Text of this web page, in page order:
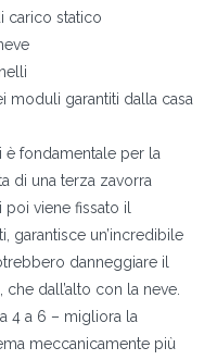
carico statico
moduli garantiti dalla casa
è fondamentale per la
di una terza zavorra
viene fissato il
garantisce un’incredibile
danneggiare il
dall’alto con la neve.
4 a 6 – migliora la
meccanicamente più